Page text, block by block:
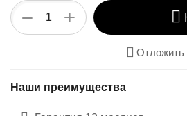
+
−
Отложить
Наши преимущества